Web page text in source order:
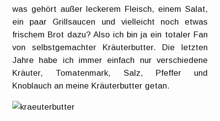
was gehört außer leckerem Fleisch, einem Salat,
ein paar Grillsaucen und vielleicht noch etwas
frischem Brot dazu? Also ich bin ja ein totaler Fan
von selbstgemachter Kräuterbutter. Die letzten
Jahre habe ich immer einfach nur verschiedene
Kräuter, Tomatenmark, Salz, Pfeffer und
Knoblauch an meine Kräuterbutter getan.